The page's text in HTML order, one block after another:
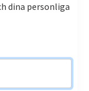
dina personliga